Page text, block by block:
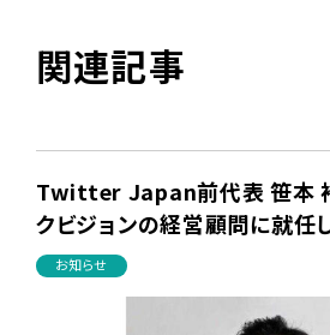
関連記事
Twitter Japan前代表 笹本
クビジョンの経営顧問に就任
お知らせ